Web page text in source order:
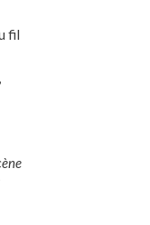
fil